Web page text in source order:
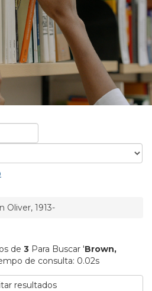
Oliver, 1913-
de 3 Para Buscar 'Brown,
de consulta: 0.02s
resultados